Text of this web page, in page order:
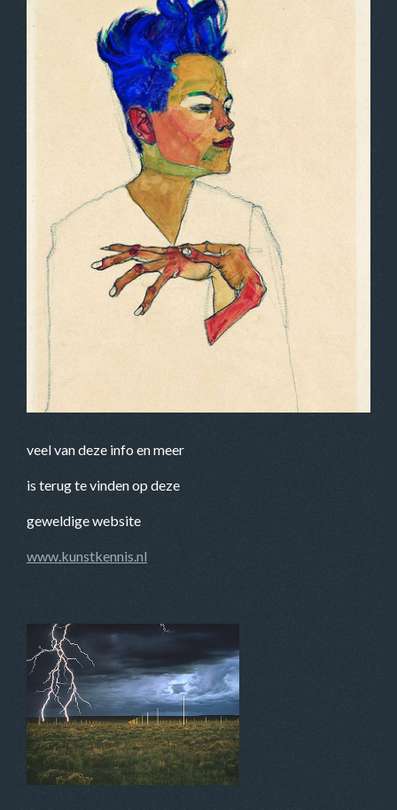
veel van deze info en meer
is terug te vinden op deze
geweldige website
www.kunstkennis.nl